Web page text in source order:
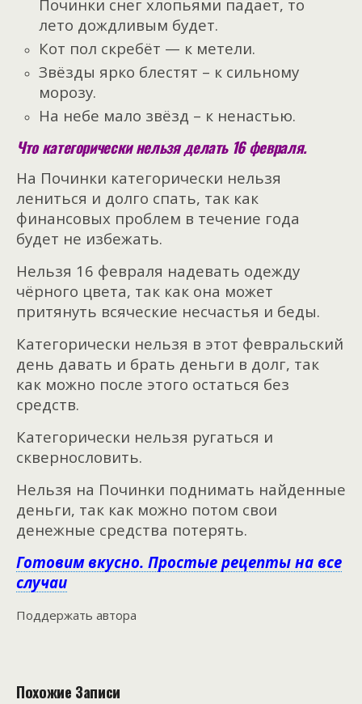
Починки снег хлопьями падает, то
лето дождливым будет.
Кот пол скребёт — к метели.
Звёзды ярко блестят – к сильному
морозу.
На небе мало звёзд – к ненастью.
Что категорически нельзя делать 16 февраля.
На Починки категорически нельзя
лениться и долго спать, так как
финансовых проблем в течение года
будет не избежать.
Нельзя 16 февраля надевать одежду
чёрного цвета, так как она может
притянуть всяческие несчастья и беды.
Категорически нельзя в этот февральский
день давать и брать деньги в долг, так
как можно после этого остаться без
средств.
Категорически нельзя ругаться и
сквернословить.
Нельзя на Починки поднимать найденные
деньги, так как можно потом свои
денежные средства потерять.
Готовим вкусно. Простые рецепты на все
случаи
Поддержать автора
Похожие Записи